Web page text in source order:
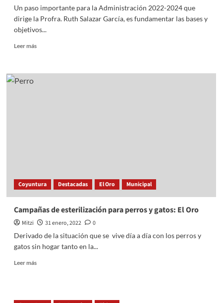
época
invernal
Un paso importante para la Administración 2022-2024 que
dirige la Profra. Ruth Salazar García, es fundamentar las bases y
objetivos...
Leer másRead
El
Coyuntura Destacadas El Oro Municipal
Campañas de esterilización para perros y gatos: El Oro
Mitzi 31 enero, 2022
0
Derivado de la situación que se vive día a día con los perros y
gatos sin hogar tanto en la...
Leer másRead
de